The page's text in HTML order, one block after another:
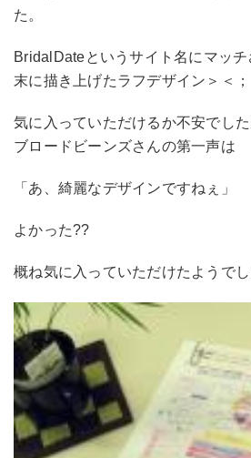
た。
BridalDateというサイト名にマッ
末に描き上げたラフデザイン＞＜；
気に入っていただけるか不安でし
ブロードビーンズさんの第一声は
「あ、綺麗なデザインですねぇ」
よかった??
概ね気に入っていただけたようでし